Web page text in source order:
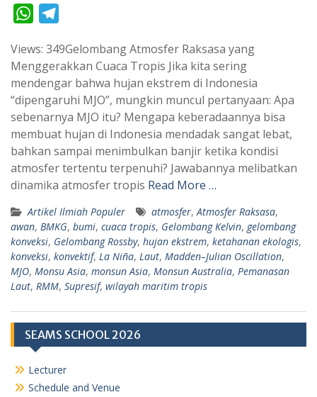
W
a
t
s
A
p
p
l
e
g
r
a
m
Views: 349Gelombang Atmosfer Raksasa yang
Menggerakkan Cuaca Tropis Jika kita sering
mendengar bahwa hujan ekstrem di Indonesia
“dipengaruhi MJO”, mungkin muncul pertanyaan: Apa
sebenarnya MJO itu? Mengapa keberadaannya bisa
membuat hujan di Indonesia mendadak sangat lebat,
bahkan sampai menimbulkan banjir ketika kondisi
atmosfer tertentu terpenuhi? Jawabannya melibatkan
dinamika atmosfer tropis Read More …
Artikel Ilmiah Populer atmosfer, Atmosfer Raksasa,
awan, BMKG, bumi, cuaca tropis, Gelombang Kelvin, gelombang
konveksi, Gelombang Rossby, hujan ekstrem, ketahanan ekologis,
konveksi, konvektif, La Niña, Laut, Madden–Julian Oscillation,
MJO, Monsu Asia, monsun Asia, Monsun Australia, Pemanasan
Laut, RMM, Supresif, wilayah maritim tropis
SEAMS SCHOOL 2026
Lecturer
Schedule and Venue